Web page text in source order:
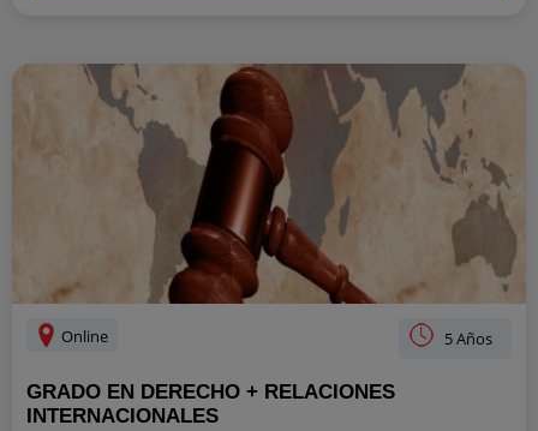
Online 5 Años
GRADO EN DERECHO + RELACIONES
INTERNACIONALES